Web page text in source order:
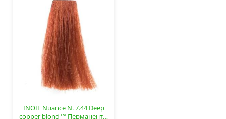
INOIL Nuance N. 7.44 Deep
copper blond™ Перманент…